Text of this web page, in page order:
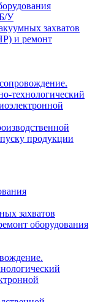
У
захватов
и ремонт
технологический
продукции
захватов
оборудования